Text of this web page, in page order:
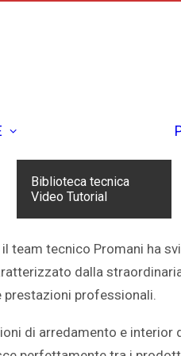
Biblioteca tecnica
Video Tutorial
team tecnico Promani ha
dalla
prestazioni professionali.
di arredamento e interior